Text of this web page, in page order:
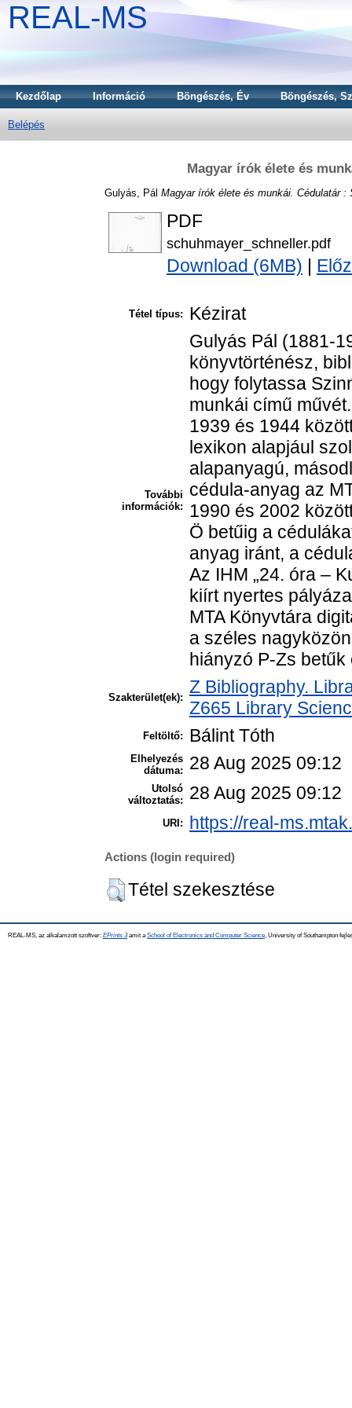
REAL-MS
Kezdőlap Információ Böngészés, Év Böngészés,
Belépés
Magyar írók élete és
Gulyás, Pál Magyar írók élete és munkái. Cédulatár :
PDF
schuhmayer_schneller.pdf
Download (6MB)
Tétel típus: Kézirat
További
információk:
Gulyás Pál (1881-
könyvtörténész,
hogy folytassa
munkái című
1939 és 1944
lexikon alapjául
alapanyagú,
cédula-anyag az
1990 és 2002
Ö betűig a
anyag iránt, a
Az IHM „24. óra –
kiírt nyertes
MTA Könyvtára
a széles
hiányzó P-Zs betűk
Szakterület(ek):
Z Bibliography.
Z665 Library
Feltöltő: Bálint Tóth
Elhelyezés
dátuma:
28 Aug 2025 09:12
Utolsó
változtatás:
28 Aug 2025 09:12
URI: https://real-
Actions (login required)
Tétel szekesztése
REAL-MS, az alkalamzott szoftver: EPrints 3amit a School of Electronics and Computer Science , University of Southampton